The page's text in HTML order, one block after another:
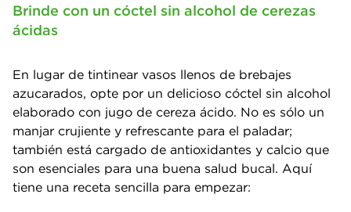
Brinde con un cóctel sin alcohol de cerezas
ácidas
En lugar de tintinear vasos llenos de brebajes
azucarados, opte por un delicioso cóctel sin alcohol
elaborado con jugo de cereza ácido. No es sólo un
manjar crujiente y refrescante para el paladar;
también está cargado de antioxidantes y calcio que
son esenciales para una buena salud bucal. Aquí
tiene una receta sencilla para empezar: